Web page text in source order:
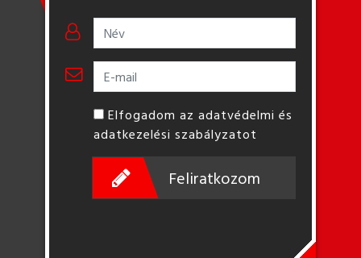
Elfogadom az adatvédelmi és
adatkezelési szabályzatot
Feliratkozom